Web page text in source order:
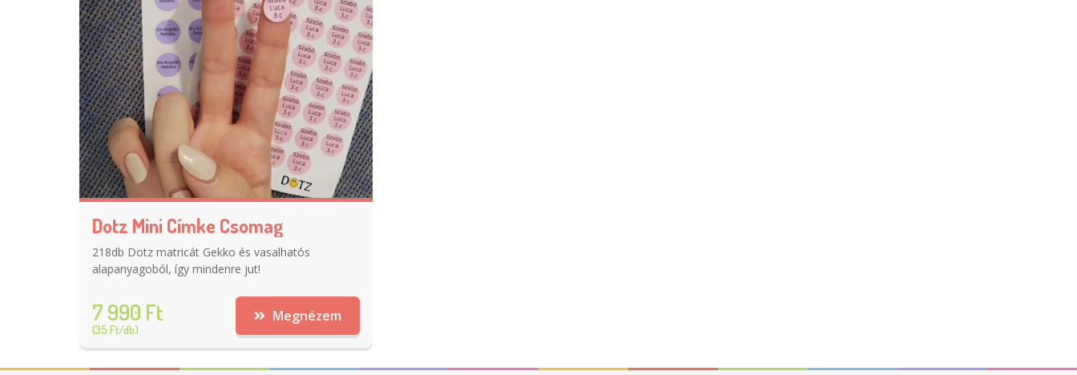
Dotz Mini Címke Csomag
218db Dotz matricát Gekko és vasalhatós
alapanyagoból, így mindenre jut!
7 990 Ft
(35 Ft/db)
Megnézem